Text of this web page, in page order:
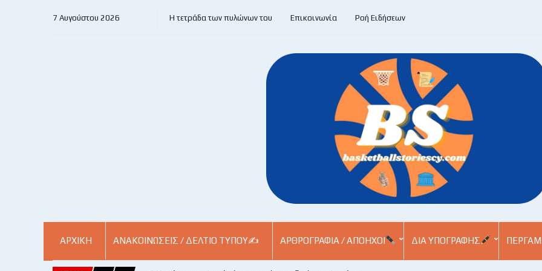
7 Αυγούστου 2026 Η τετράδα των πυλώνων του Επικοινωνία Ροή Ειδήσεων
ΑΡΧΙΚΗ ΑΝΑΚΟΙΝΏΣΕΙΣ / ΔΕΛΤΊΟ ΤΎΠΟΥ✍ ΑΡΘΡΟΓΡΑΦΊΑ / ΑΠΌΗΧΟΙ ΔΙΑ ΥΠΟΓΡΑΦΉΣ